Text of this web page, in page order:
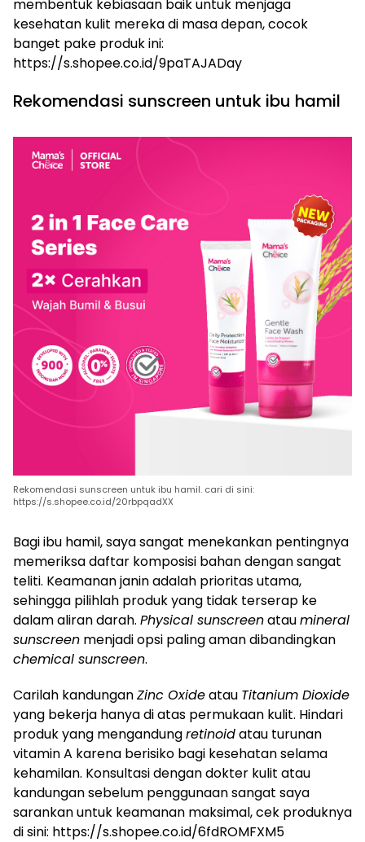
membentuk kebiasaan baik untuk menjaga
kesehatan kulit mereka di masa depan, cocok
banget pake produk ini:
https://s.shopee.co.id/9paTAJADay
Rekomendasi sunscreen untuk ibu hamil
Rekomendasi sunscreen untuk ibu hamil. cari di sini:
https://s.shopee.co.id/20rbpqadXX
Bagi ibu hamil, saya sangat menekankan pentingnya
memeriksa daftar komposisi bahan dengan sangat
teliti. Keamanan janin adalah prioritas utama,
sehingga pilihlah produk yang tidak terserap ke
dalam aliran darah. Physical sunscreenataumineral
sunscreen menjadi opsi paling aman dibandingkan
chemical sunscreen.
Carilah kandunganZinc Oxideatau Titanium Dioxide
yang bekerja hanya di atas permukaan kulit. Hindari
produk yang mengandungretinoidatau turunan
vitamin A karena berisiko bagi kesehatan selama
kehamilan. Konsultasi dengan dokter kulit atau
kandungan sebelum penggunaan sangat saya
sarankan untuk keamanan maksimal, cek produknya
di sini: https://s.shopee.co.id/6fdROMFXM5